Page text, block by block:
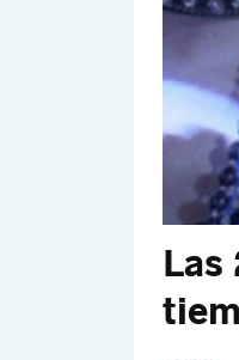
Las